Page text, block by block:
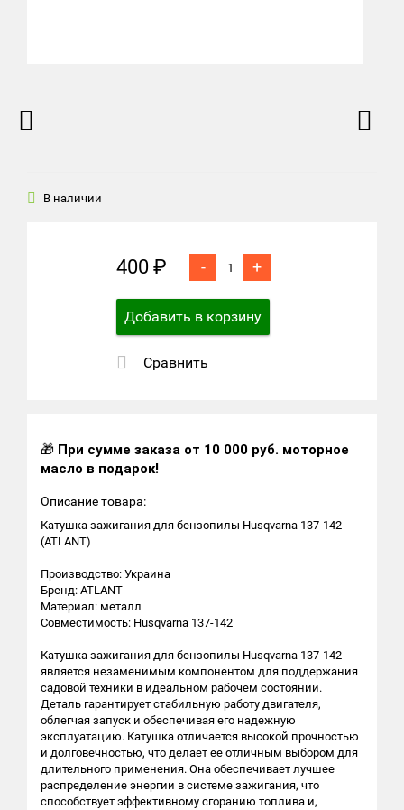
В наличии
400 ₽ - +
Добавить в корзину
Сравнить
🎁 При сумме заказа от 10 000 руб. моторное
масло в подарок!
Описание товара:
Катушка зажигания для бензопилы Husqvarna 137-142
(ATLANT)
Производство: Украина
Бренд: ATLANT
Материал: металл
Совместимость: Husqvarna 137-142
Катушка зажигания для бензопилы Husqvarna 137-142
является незаменимым компонентом для поддержания
садовой техники в идеальном рабочем состоянии.
Деталь гарантирует стабильную работу двигателя,
облегчая запуск и обеспечивая его надежную
эксплуатацию. Катушка отличается высокой прочностью
и долговечностью, что делает ее отличным выбором для
длительного применения. Она обеспечивает лучшее
распределение энергии в системе зажигания, что
способствует эффективному сгоранию топлива и,